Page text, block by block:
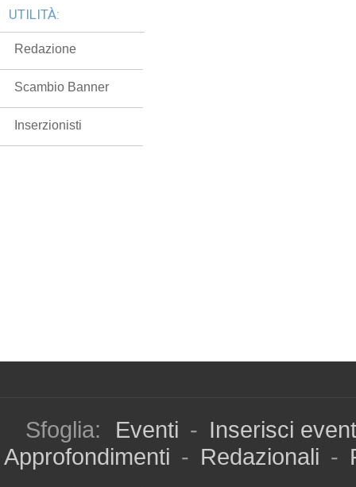
UTILITÀ:
Redazione
Scambio Banner
Inserzionisti
Sfoglia: Eventi - Inserisci
Approfondimenti - Redazionali -